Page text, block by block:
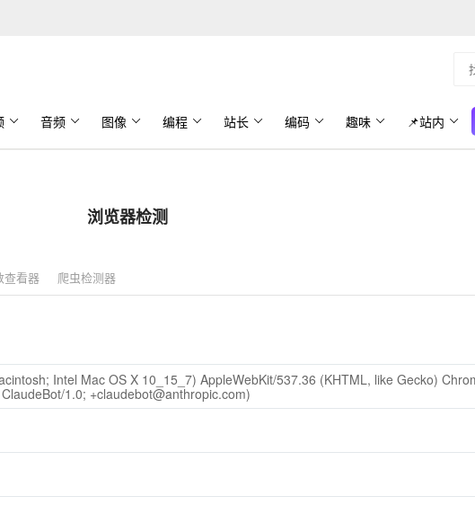
音频 图像 编程 站长 编码 趣味 📌站内
浏览器检测
查看器 爬虫检测器
Intel Mac OS X 10_15_7) AppleWebKit/537.36 (KHTML, like Gecko)
1.0; +claudebot@anthropic.com)